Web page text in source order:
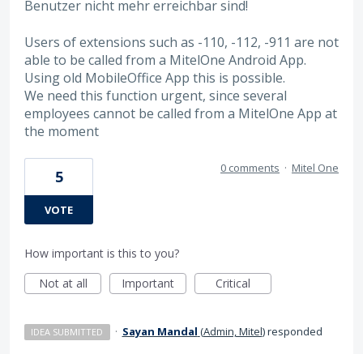
Benutzer nicht mehr erreichbar sind!
Users of extensions such as -110, -112, -911 are not
able to be called from a MitelOne Android App.
Using old MobileOffice App this is possible.
We need this function urgent, since several
employees cannot be called from a MitelOne App at
the moment
5
VOTE
0 comments · Mitel One
How important is this to you?
Not at all
Important Critical
IDEA SUBMITTED · Sayan Mandal (Admin, Mitel)responded